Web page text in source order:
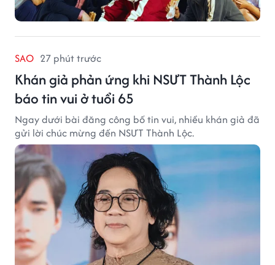
SAO 27 phút trước
Khán giả phản ứng khi NSƯT Thành Lộc
báo tin vui ở tuổi 65
Ngay dưới bài đăng công bố tin vui, nhiều khán giả đã
gửi lời chúc mừng đến NSƯT Thành Lộc.